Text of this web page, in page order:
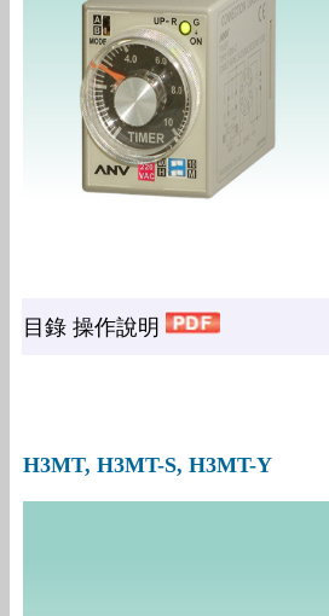
目錄 操作說明
H3MT, H3MT-S, H3MT-Y